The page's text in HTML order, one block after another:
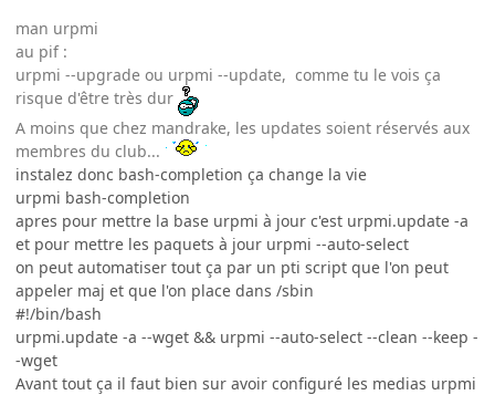
man urpmi
au pif :
urpmi --upgrade ou urpmi --update, comme tu le vois ça
risque d'être très dur
A moins que chez mandrake, les updates soient réservés aux
membres du club...
instalez donc bash-completion ça change la vie
urpmi bash-completion
apres pour mettre la base urpmi à jour c'est urpmi.update -a
et pour mettre les paquets à jour urpmi --auto-select
on peut automatiser tout ça par un pti script que l'on peut
appeler maj et que l'on place dans /sbin
#!/bin/bash
urpmi.update -a --wget && urpmi --auto-select --clean --keep -
-wget
Avant tout ça il faut bien sur avoir configuré les medias urpmi